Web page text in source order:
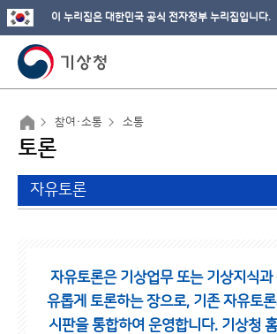
이 누리집은 대한민국 공식 전자정부 누리집입니다.
참여·소통 소통
토론
자유토론
자유토론은 기상업무 또는 기상지식과
유롭게 토론하는 장으로, 기존 자유토
시판을 통합하여 운영합니다. 기상청